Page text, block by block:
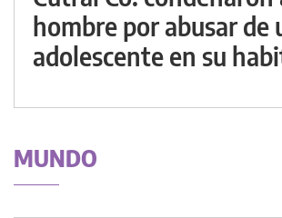
hombre por abusar de
adolescente en su
MUNDO